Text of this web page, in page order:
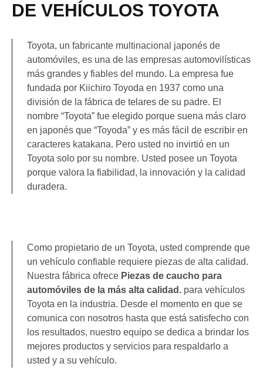
DE VEHÍCULOS TOYOTA
Toyota, un fabricante multinacional japonés de
automóviles, es una de las empresas automovilísticas
más grandes y fiables del mundo. La empresa fue
fundada por Kiichiro Toyoda en 1937 como una
división de la fábrica de telares de su padre. El
nombre “Toyota” fue elegido porque suena más claro
en japonés que “Toyoda” y es más fácil de escribir en
caracteres katakana. Pero usted no invirtió en un
Toyota solo por su nombre. Usted posee un Toyota
porque valora la fiabilidad, la innovación y la calidad
duradera.
Como propietario de un Toyota, usted comprende que
un vehículo confiable requiere piezas de alta calidad.
Nuestra fábrica ofrece Piezas de caucho para
automóviles de la más alta calidad. para vehículos
Toyota en la industria. Desde el momento en que se
comunica con nosotros hasta que está satisfecho con
los resultados, nuestro equipo se dedica a brindar los
mejores productos y servicios para respaldarlo a
usted y a su vehículo.